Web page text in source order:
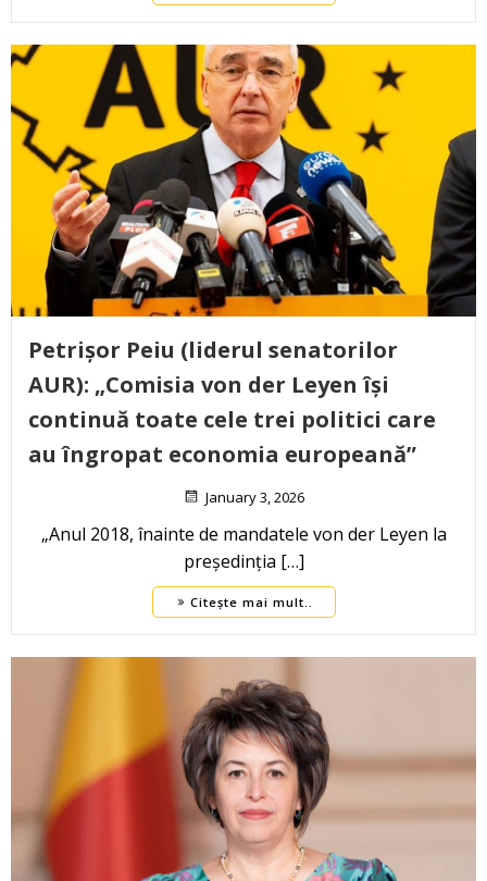
Petrișor Peiu (liderul senatorilor
AUR): „Comisia von der Leyen își
continuă toate cele trei politici care
au îngropat economia europeană”
January 3, 2026
„Anul 2018, înainte de mandatele von der Leyen la
președinția […]
Citește mai mult..